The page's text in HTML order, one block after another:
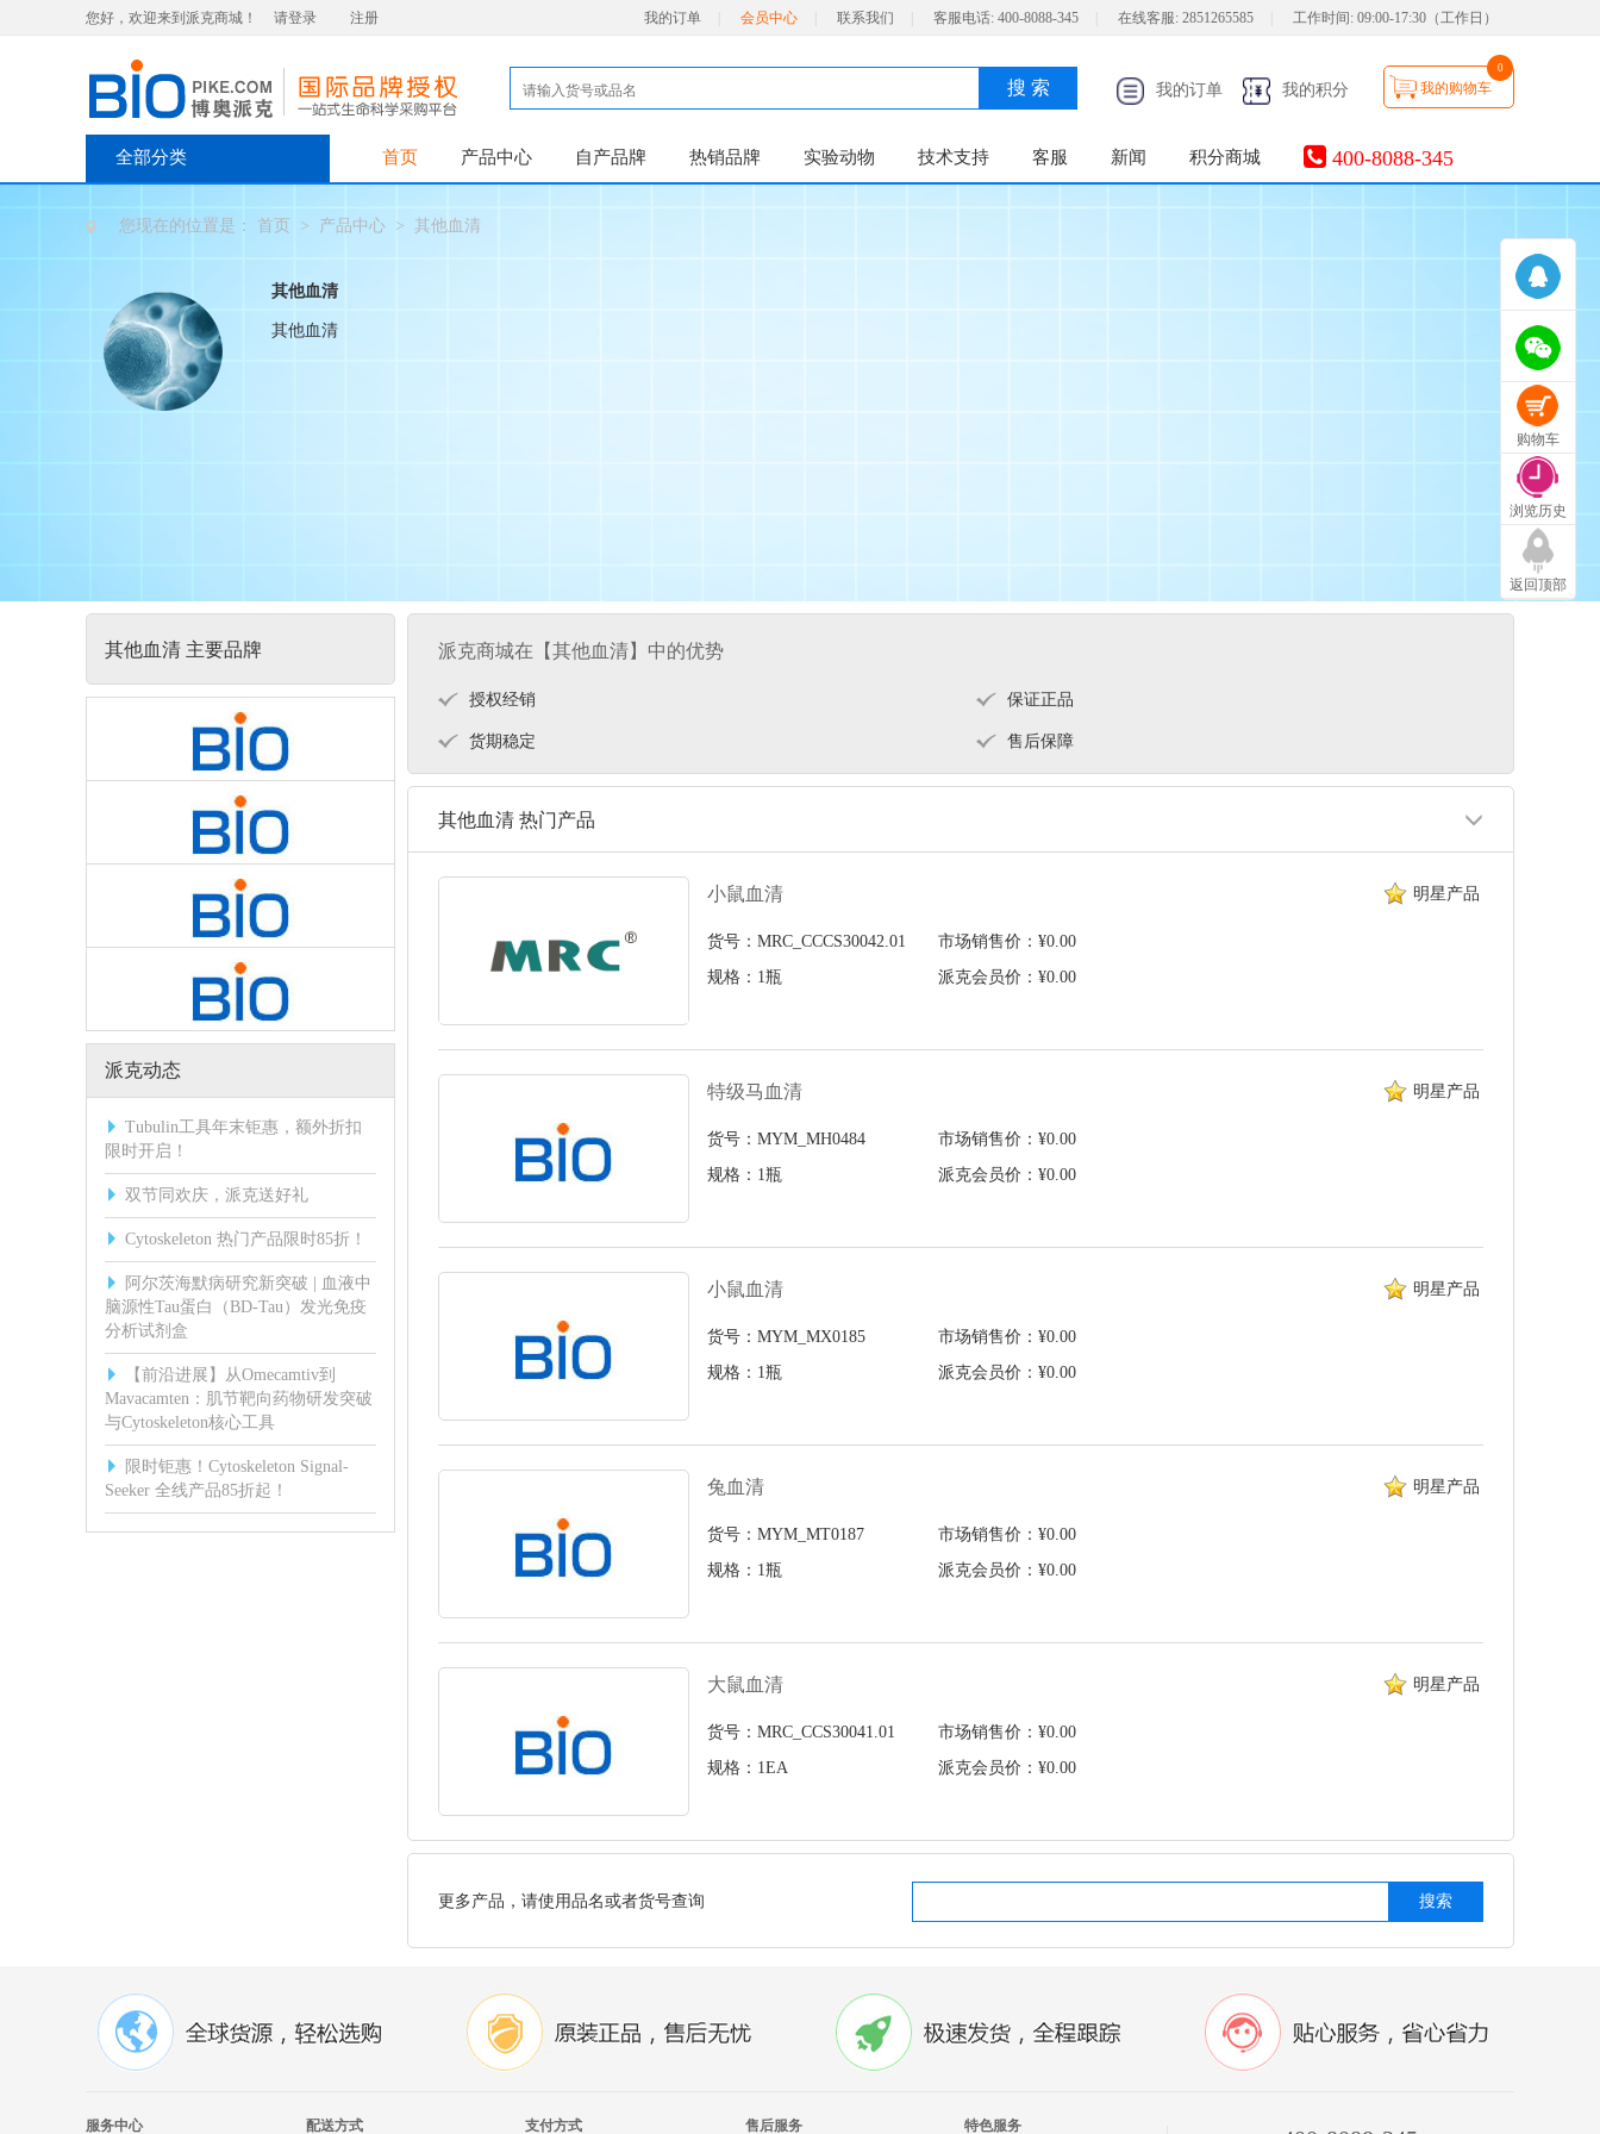
您好，欢迎来到派克商城！ 请登录 注册 我的订单 会员中心 联系我们 客服电话: 400-8088-345 在线客服: 2851265585 工作时间: 09:00-17:30（工作日）
搜 索 我的订单 我的积分 我的购物车
0
全部分类 首页 产品中心 自产品牌 热销品牌 实验动物 技术支持 客服 新闻 积分商城 400-8088-345
您现在的位置是： 首页 > 产品中心 > 其他血清
其他血清
其他血清
其他血清 主要品牌
派克动态
Tubulin工具年末钜惠，额外折扣
限时开启！
双节同欢庆，派克送好礼
Cytoskeleton 热门产品限时85折！
阿尔茨海默病研究新突破 | 血液中
脑源性Tau蛋白（BD-Tau）发光免疫
分析试剂盒
【前沿进展】从Omecamtiv到
Mavacamten：肌节靶向药物研发突破
与Cytoskeleton核心工具
限时钜惠！Cytoskeleton Signal-
Seeker 全线产品85折起！
派克商城在【其他血清】中的优势
授权经销 保证正品
货期稳定 售后保障
其他血清 热门产品
小鼠血清 明星产品
货号：MRC_CCCS30042.01
市场销售价：¥0.00
规格：1瓶
派克会员价：¥0.00
特级马血清 明星产品
货号：MYM_MH0484
市场销售价：¥0.00
规格：1瓶
派克会员价：¥0.00
小鼠血清 明星产品
货号：MYM_MX0185
市场销售价：¥0.00
规格：1瓶
派克会员价：¥0.00
兔血清 明星产品
货号：MYM_MT0187
市场销售价：¥0.00
规格：1瓶
派克会员价：¥0.00
大鼠血清 明星产品
货号：MRC_CCS30041.01
市场销售价：¥0.00
规格：1EA
派克会员价：¥0.00
更多产品，请使用品名或者货号查询 搜索
服务中心 配送方式 支付方式 售后服务 特色服务
购物车
浏览历史
返回顶部